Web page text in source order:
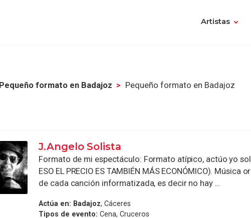
Artistas
Pequeño formato en Badajoz Pequeño formato en Badajoz
J.Angelo Solista
Formato de mi espectáculo: Formato atípico, actúo yo
ESO EL PRECIO ES TAMBIÉN MÁS ECONÓMICO). Música
de cada canción informatizada, es decir no hay ...
Actúa en: Badajoz, Cáceres
Tipos de evento: Cena, Cruceros